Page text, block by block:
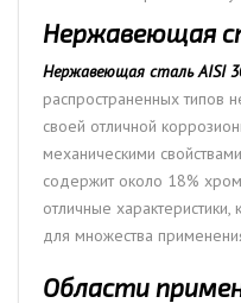
Нержавеющая
Нержавеющая сталь AISI
распространенных типов
своей отличной
механическими
содержит около 18%
отличные
для множества
Области